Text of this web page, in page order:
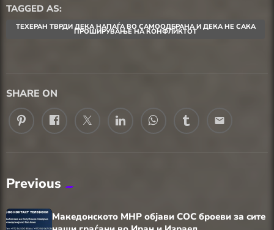
TAGGED AS:
ТЕХЕРАН ТВРДИ ДЕКА НАПАЃА ВО САМООДБРАНА И ДЕКА НЕ САКА
ПРОШИРУВАЊЕ НА КОНФЛИКТОТ
SHARE ON
email
Previous
Македонското МНР објави СОС броеви за сите